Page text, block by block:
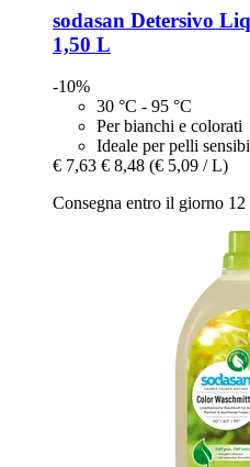
sodasan Detersivo
1,50 L
-10%
30 °C - 95 °C
Per bianchi e colorati
Ideale per pelli
€ 7,63 € 8,48 (€ 5,09 / L)
Consegna entro il giorno 12